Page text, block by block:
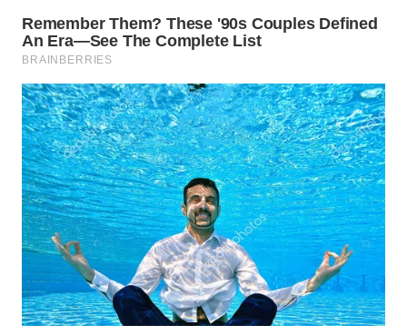
WN
MANDALIKA
WN
LIKUPANG
WN
LABUANBAJO
WN
BORNEO
Wahana
Media
Group